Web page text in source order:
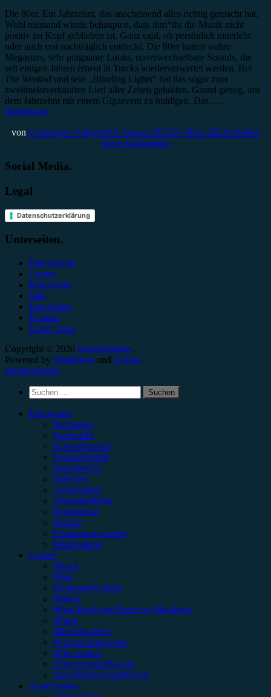
Die 80er. Ein Jahrzehnt, das anscheinend alles richtig gemacht hat.
Wohl niemand würde behaupten, dass ihm*ihr die Musik nicht
positiv im Kopf geblieben ist. Ganz egal, ob persönlich miterlebt
oder auch erst nachträglich entdeckt. Die 80er hatten wahre
Megastars, sehr prägnante Looks, unverwechselbare Sounds, die
seit einigen Jahren erneut in Tracks wiederverwertet werden. Bei
The Weeknd und sein „Blinding Lights“ hat das sogar zum
zweitmeistverkauften Lied aller Zeiten geholfen. Grund genug, um
dem Jahrzehnt mit einem Gigaevent zu huldigen. Das …
Weiterlesen
von Christopher Filipecki16. Januar 202329. März 2023Schreibe
einen Kommentar
Social Media.
Legal
Datenschutzerklärung
Unterseiten.
Datenschutz
Genres
Impressum
Jobs
Kategorien
Kontakt
Unser Team
Copyright © 2026 minutenmusik..
Powered by WordPress und Arouse.
minutenmusik.
Suchen
nach:
Kategorien
Rezension
Vorbericht
Konzertbericht
Festivalbericht
Showbericht
Interview
Gewinnspiel
Jahresrückblick
Kommentar
Special
Erinnerungswürdig
Bildergalerie
Genres
#Rock
#Pop
#Alternative/Indie
#Metal
#Post-Hardcore/Hardcore/Metalcore
#Punk
#Rap/Hip-Hop
#Singer/Songwriter
#Electronica
#Soundtrack/Musical
#Jazz/Blues/Gospel/Soul
Autor*innen